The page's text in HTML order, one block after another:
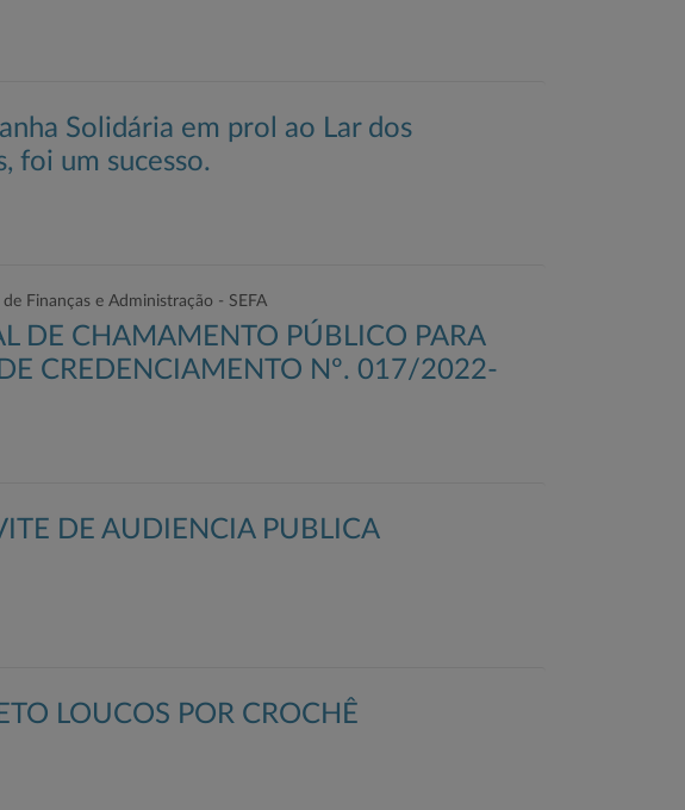
Solidária em prol ao Lar dos
foi um sucesso.
Finanças e Administração - SEFA
DE CHAMAMENTO PÚBLICO PARA
CREDENCIAMENTO Nº. 017/2022-
DE AUDIENCIA PUBLICA
LOUCOS POR CROCHÊ